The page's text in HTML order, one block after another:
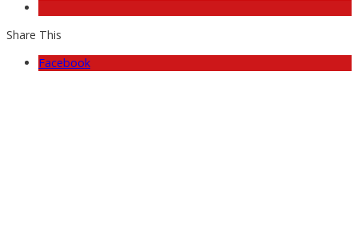
Share This
Facebook